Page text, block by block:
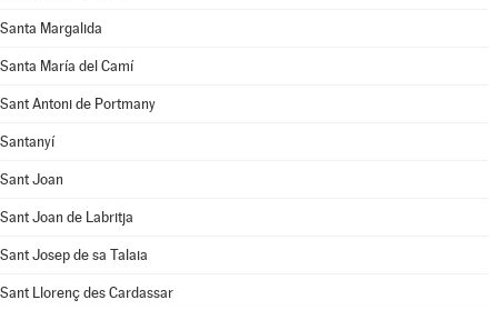
Santa Margalida
Santa María del Camí
Sant Antoni de Portmany
Santanyí
Sant Joan
Sant Joan de Labritja
Sant Josep de sa Talaia
Sant Llorenç des Cardassar